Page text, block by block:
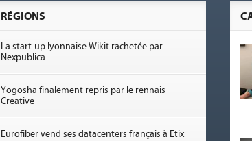
RÉGIONS
La start-up lyonnaise Wikit rachetée par
Nexpublica
Yogosha finalement repris par le rennais
Creative
Eurofiber vend ses datacenters français à Etix